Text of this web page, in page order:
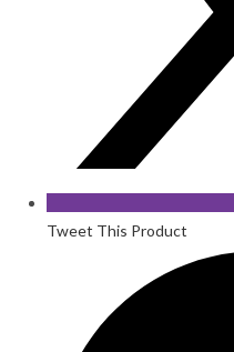
Tweet This Product